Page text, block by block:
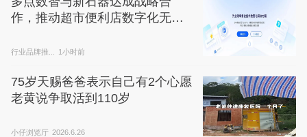
作，推动超市便利店数字化无人
行业品牌推... 1小时前
75岁天赐爸爸表示自己有2个心愿
老黄说争取活到110岁
小仔浏览厅 2026.6.26